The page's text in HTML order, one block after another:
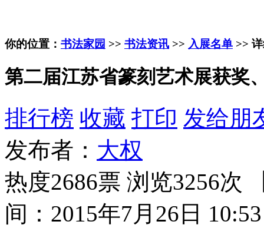
你的位置： 书法家园 >> 书法资讯 >> 入展名单 >>
第二届江苏省篆刻艺术展获奖
排行榜 收藏 打印 发给朋
发布者： 大权
热度2686票 浏览3256次
间：2015年7月26日 10:53